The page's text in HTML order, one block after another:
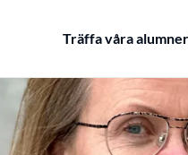
Träffa våra alumner